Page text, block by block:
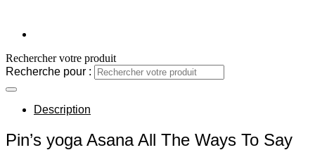
Rechercher votre produit
Recherche pour :
Description
Pin’s yoga Asana All The Ways To Say